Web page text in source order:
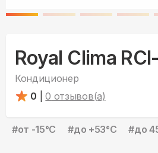
Royal Clima
Кондиционер
0
0 отзывов(а)
#от -15°С #до +53°С #до